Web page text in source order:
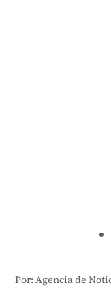
Por: Agencia de